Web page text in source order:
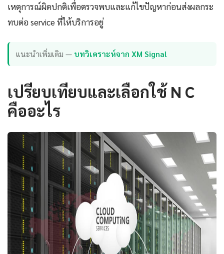
เหตุการณ์ผิดปกติเพื่อตรวจพบและแก้ไขปัญหาก่อนส่งผลกระ
ทบต่อ service ที่ให้บริการอยู่
แนะนำเพิ่มเติม — บทวิเคราะห์จาก XM Signal
เปรียบเทียบและเลือกใช้ N C
คืออะไร